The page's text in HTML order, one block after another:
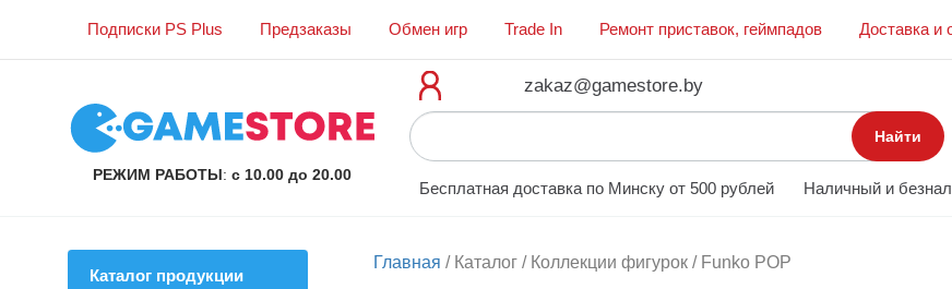
Подписки PS Plus Предзаказы Обмен игр Trade In Ремонт приставок, геймпадов Доставка и
РЕЖИМ РАБОТЫ: с 10.00 до 20.00
zakaz@gamestore.by
Найти
Бесплатная доставка по Минску от 500 рублей Наличный и
Главная / Каталог / Коллекции фигурок / Funko POP
Каталог продукции